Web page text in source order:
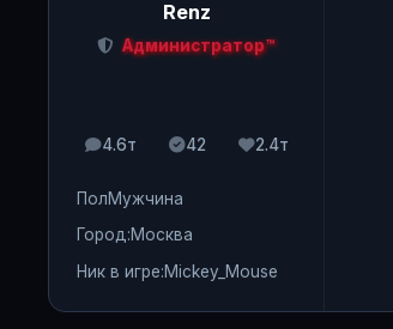
Renz
Администратор™
4.6т
сообщения
42
Solutions2.4т
Репутация
ПолМужчина
Город:Москва
Ник в игре:Mickey_Mouse